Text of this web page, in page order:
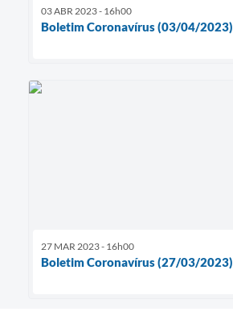
03 ABR 2023 - 16h00
Boletim Coronavírus (03/04/2023)
27 MAR 2023 - 16h00
Boletim Coronavírus (27/03/2023)